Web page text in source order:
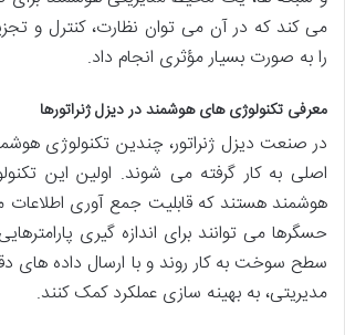
می کند که در آن می توان نظارت، کنترل و
را به صورت بسیار مؤثری انجام داد.
معرفی تکنولوژی های هوشمند در دیزل ژنراتورها
در صنعت دیزل ژنراتور، چندین تکنولوژی
اصلی به کار گرفته می شوند. اولین این
هوشمند هستند که قابلیت جمع آوری اطلاعات
حسگرها می توانند برای اندازه گیری
سطح سوخت به کار روند و با ارسال داده های
مدیریتی، به بهینه سازی عملکرد کمک کنند.